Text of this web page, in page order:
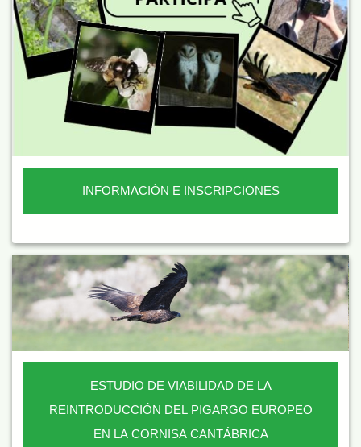
INFORMACIÓN E INSCRIPCIONES
ESTUDIO DE VIABILIDAD DE LA
REINTRODUCCIÓN DEL PIGARGO EUROPEO
EN LA CORNISA CANTÁBRICA